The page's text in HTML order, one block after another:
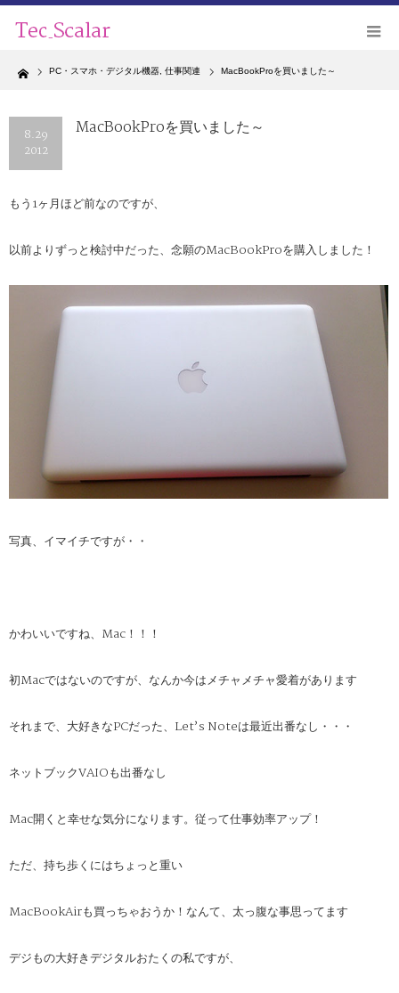
Home PC・スマホ・デジタル機器 仕事関連 MacBookProを買いました～
8.29
2012
MacBookProを買いました～
もう1ヶ月ほど前なのですが、
以前よりずっと検討中だった、念願のMacBookProを購入しました！
写真、イマイチですが・・
かわいいですね、Mac！！！
初Macではないのですが、なんか今はメチャメチャ愛着があります
それまで、大好きなPCだった、Let’s Noteは最近出番なし・・・
ネットブックVAIOも出番なし
Mac開くと幸せな気分になります。従って仕事効率アップ！
ただ、持ち歩くにはちょっと重い
MacBookAirも買っちゃおうか！なんて、太っ腹な事思ってます
デジもの大好きデジタルおたくの私ですが、